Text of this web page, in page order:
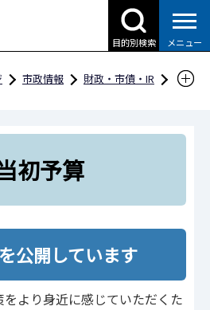
目的別検索 メニュー
市政情報
財政・市債・IR
予算
初予算
公開しています
より身近に感じていただくた